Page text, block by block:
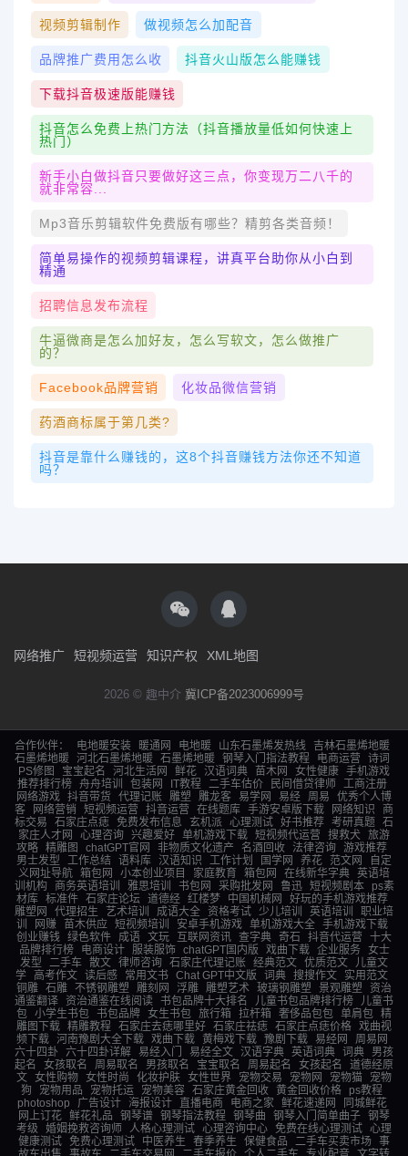
视频剪辑制作 做视频怎么加配音
品牌推广费用怎么收 抖音火山版怎么能赚钱
下载抖音极速版能赚钱
抖音怎么免费上热门方法（抖音播放量低如何快速上
热门）
新手小白做抖音只要做好这三点，你变现万二八千的
就非常容...
Mp3音乐剪辑软件免费版有哪些？精剪各类音频！
简单易操作的视频剪辑课程，讲真平台助你从小白到
精通
招聘信息发布流程
牛逼微商是怎么加好友，怎么写软文，怎么做推广
的？
Facebook品牌营销 化妆品微信营销
药酒商标属于第几类?
抖音是靠什么赚钱的，这8个抖音赚钱方法你还不知道
吗？
网络推广 短视频运营 知识产权 XML地图
2026 © 趣中介 冀ICP备2023006999号
合作伙伴： 电地暖安装 暖通网 电地暖 山东石墨烯发热线
吉林石墨烯地暖
石墨烯地暖
河北石墨烯地暖 石墨烯地暖 钢琴入门指法教程 电商运营
诗词
PS修图
宝宝起名 河北生活网 鲜花 汉语词典 苗木网 女性健康 手机游戏
推荐排行榜
舟舟培训 包装网 IT教程 二手车估价 民间借贷律师
工商注册
网络游戏 抖音带货 代理记账 雕塑 雕龙客 易学网 易经 周易
优秀个人博
客
网络营销 短视频运营 抖音运营 在线题库 手游安卓版下载 网络知识
商
标交易
石家庄点痣 免费发布信息 玄机派 心理测试 好书推荐 考研真题 石
家庄人才网
心理咨询 兴趣爱好 单机游戏下载 短视频代运营 搜救犬 旅游
攻略 精雕图 chatGPT官网 非物质文化遗产 名酒回收 法律咨询 游戏推荐
男士发型
工作总结 语料库 汉语知识 工作计划 国学网 养花 范文网
自定
义网址导航 箱包网 小本创业项目 家庭教育 箱包网 在线新华字典 英语培
训机构
商务英语培训 雅思培训 书包网 采购批发网 鲁迅 短视频剧本
ps素
材库
标准件 石家庄论坛 道德经 红楼梦 中国机械网
好玩的手机游戏推荐
雕塑网
代理招生 艺术培训 成语大全 资格考试 少儿培训 英语培训
职业培
训
网赚 苗木供应 短视频培训 安卓手机游戏 单机游戏大全
手机游戏下载
创业赚钱
绿色软件 成语 文玩 互联网资讯 查字典 奇石 抖音代运营 十大
品牌排行榜
电商设计 服装服饰 chatGPT国内版 戏曲下载 企业服务
女士
发型
二手车 散文 律师咨询 石家庄代理记账 经典范文 优质范文
儿童文
学 高考作文 读后感 常用文书 Chat GPT中文版 词典 搜搜作文
实用范文
铜雕 石雕 不锈钢雕塑 雕刻网 浮雕 雕塑艺术 玻璃钢雕塑 景观雕塑
资治
通鉴翻译
资治通鉴在线阅读 书包品牌十大排名 儿童书包品牌排行榜
儿童书
包 小学生书包 书包品牌 女生书包 旅行箱 拉杆箱 奢侈品包包 单肩包 精
雕图下载 精雕教程 石家庄去痣哪里好 石家庄祛痣 石家庄点痣价格 戏曲视
频下载
河南豫剧大全下载 戏曲下载 黄梅戏下载 豫剧下载 易经网
周易网
六十四卦
六十四卦详解 易经入门 易经全文 汉语字典 英语词典 词典
男孩
起名
女孩取名 周易取名 男孩取名 宝宝取名 周易起名 女孩起名
道德经原
文 女性购物 女性时尚 化妆护肤 女性世界 宠物交易 宠物网 宠物猫
宠物
狗
宠物用品 宠物托运 宠物美容 石家庄黄金回收 黄金回收价格
ps教程
photoshop
广告设计 海报设计 直播电商 电商之家 鲜花速递网
同城鲜花
网上订花 鲜花礼品 钢琴谱 钢琴指法教程 钢琴曲 钢琴入门简单曲子 钢琴
考级
婚姻挽救咨询师 人格心理测试 心理咨询中心 免费在线心理测试 心理
健康测试
免费心理测试 中医养生 春季养生 保健食品 二手车买卖市场
事